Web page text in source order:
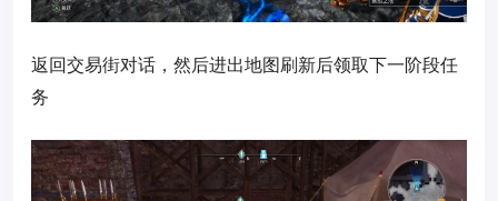
返回交易街对话，然后进出地图刷新后领取下一阶段任
务